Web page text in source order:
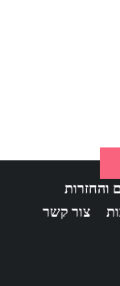
והחזרות
צור קשר